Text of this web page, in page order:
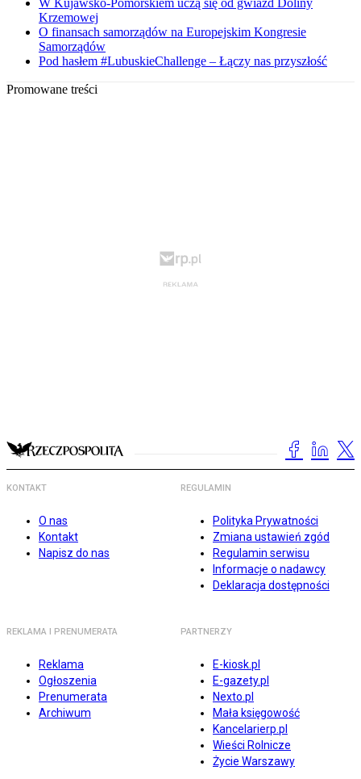
W Kujawsko-Pomorskiem uczą się od gwiazd Doliny
Krzemowej
O finansach samorządów na Europejskim Kongresie
Samorządów
Pod hasłem #LubuskieChallenge – Łączy nas przyszłość
Promowane treści
KONTAKT
O nas
Kontakt
Napisz do nas
REGULAMIN
Polityka Prywatności
Zmiana ustawień zgód
Regulamin serwisu
Informacje o nadawcy
Deklaracja dostępności
REKLAMA I PRENUMERATA
Reklama
Ogłoszenia
Prenumerata
Archiwum
PARTNERZY
E-kiosk.pl
E-gazety.pl
Nexto.pl
Mała księgowość
Kancelarierp.pl
Wieści Rolnicze
Życie Warszawy